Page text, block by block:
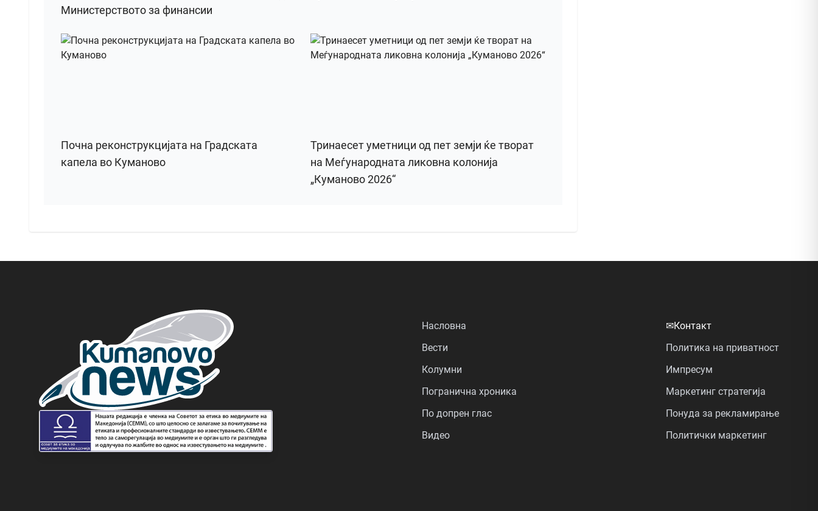
Министерството за финансии
Почна реконструкцијата на Градската
капела во Куманово
Тринаесет уметници од пет земји ќе творат
на Меѓународната ликовна колонија
„Куманово 2026“
Насловна
Вести
Колумни
Погранична хроника
По допрен глас
Видео
✉Контакт
Политика на приватност
Импресум
Маркетинг стратегија
Понуда за рекламирање
Политички маркетинг